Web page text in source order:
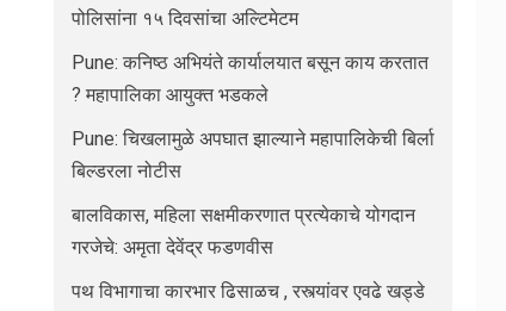
पोलिसांना १५ दिवसांचा अल्टिमेटम
Pune: कनिष्ठ अभियंते कार्यालयात बसून काय करतात
? महापालिका आयुक्त भडकले
Pune: चिखलामुळे अपघात झाल्याने महापालिकेची बिर्ला
बिल्डरला नोटीस
बालविकास, महिला सक्षमीकरणात प्रत्येकाचे योगदान
गरजेचे: अमृता देवेंद्र फडणवीस
पथ विभागाचा कारभार ढिसाळच , रस्त्यांवर एवढे खड्डे